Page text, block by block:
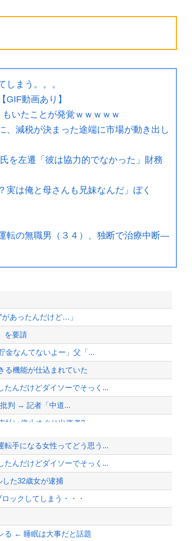
まう。。。
動画あり】
いたことが発覚ｗｗｗｗｗ
、減税が決まった途端に市場が動き出し
を左遷「彼は協力的でなかった」財務
は俺と母さんも兄妹なんだ」ぼく
転の無職男（３４）、独断で治療中断―
があったんだけど…」
を要請
金なんてないよー」父「...
機能が仕込まれていた
たんだけどダイソーでそっく...
批判 → 記者「中道...
い停止めぐり出資者2...
プレイ
一刀両断
兆円かかる模様wwwww...
態に逆戻り
が飛び交う。1週間ぶり...
可避へ
転手になる女性ってどう思う...
たんだけどダイソーでそっく...
た32歳女が逮捕
ックしてしまう・・・
る ← 睡眠は大事だと話題